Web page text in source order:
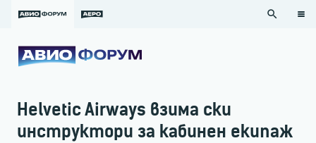
search
Helvetic Airways взима ски
инструктори за кабинен екипаж